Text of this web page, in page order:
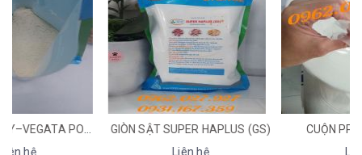
GIÒN SẬT SUPER HAPLUS (GS)
CUỘN PP/ TÚI ỐNG PP